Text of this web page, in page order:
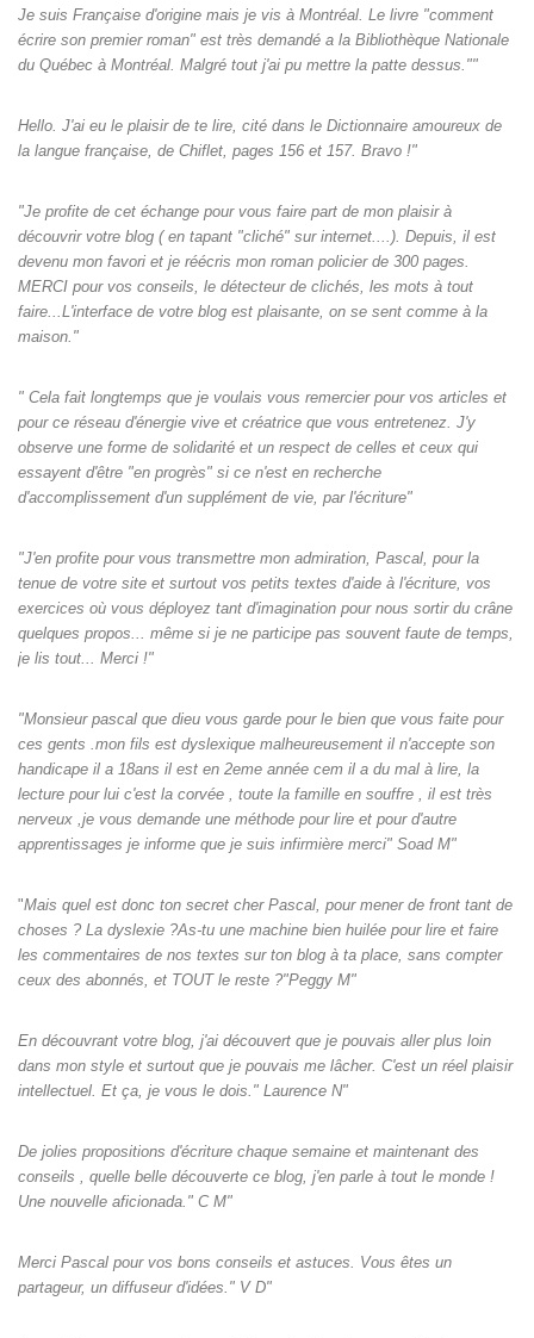
Je suis Française d'origine mais je vis à Montréal. Le livre "comment
écrire son premier roman" est très demandé a la Bibliothèque Nationale
du Québec à Montréal. Malgré tout j'ai pu mettre la patte dessus.""
Hello. J'ai eu le plaisir de te lire, cité dans le Dictionnaire amoureux de
la langue française, de Chiflet, pages 156 et 157. Bravo !"
"Je profite de cet échange pour vous faire part de mon plaisir à
découvrir votre blog ( en tapant "cliché" sur internet....). Depuis, il est
devenu mon favori et je réécris mon roman policier de 300 pages.
MERCI pour vos conseils, le détecteur de clichés, les mots à tout
faire...L'interface de votre blog est plaisante, on se sent comme à la
maison."
" Cela fait longtemps que je voulais vous remercier pour vos articles et
pour ce réseau d'énergie vive et créatrice que vous entretenez. J'y
observe une forme de solidarité et un respect de celles et ceux qui
essayent d'être "en progrès" si ce n'est en recherche
d'accomplissement d'un supplément de vie, par l'écriture"
"J'en profite pour vous transmettre mon admiration, Pascal, pour la
tenue de votre site et surtout vos petits textes d'aide à l'écriture, vos
exercices où vous déployez tant d'imagination pour nous sortir du crâne
quelques propos... même si je ne participe pas souvent faute de temps,
je lis tout... Merci !"
"Monsieur pascal que dieu vous garde pour le bien que vous faite pour
ces gents .mon fils est dyslexique malheureusement il n'accepte son
handicape il a 18ans il est en 2eme année cem il a du mal à lire, la
lecture pour lui c'est la corvée , toute la famille en souffre , il est très
nerveux ,je vous demande une méthode pour lire et pour d'autre
apprentissages je informe que je suis infirmière merci" Soad M"
"Mais quel est donc ton secret cher Pascal, pour mener de front tant de
choses ? La dyslexie ?As-tu une machine bien huilée pour lire et faire
les commentaires de nos textes sur ton blog à ta place, sans compter
ceux des abonnés, et TOUT le reste ?"Peggy M"
En découvrant votre blog, j'ai découvert que je pouvais aller plus loin
dans mon style et surtout que je pouvais me lâcher. C'est un réel plaisir
intellectuel. Et ça, je vous le dois." Laurence N"
De jolies propositions d'écriture chaque semaine et maintenant des
conseils , quelle belle découverte ce blog, j'en parle à tout le monde !
Une nouvelle aficionada." C M"
Merci Pascal pour vos bons conseils et astuces. Vous êtes un
partageur, un diffuseur d'idées." V D"